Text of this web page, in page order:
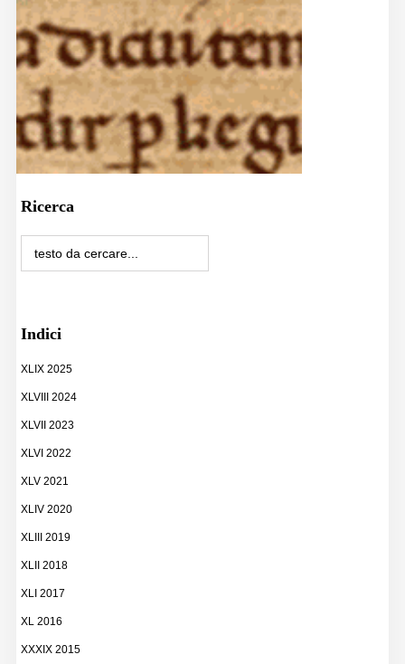
Ricerca
Indici
XLIX 2025
XLVIII 2024
XLVII 2023
XLVI 2022
XLV 2021
XLIV 2020
XLIII 2019
XLII 2018
XLI 2017
XL 2016
XXXIX 2015